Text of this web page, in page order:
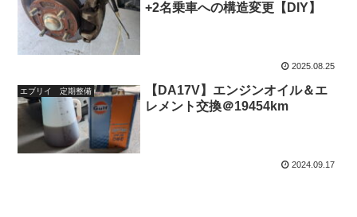
+2名乗車への構造変更【DIY】
2025.08.25
エブリイ 定期整備
【DA17V】エンジンオイル＆エ
レメント交換＠19454km
2024.09.17